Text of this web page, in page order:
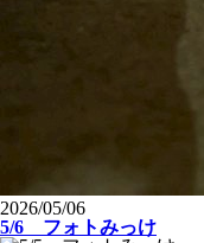
2026/05/06
5/6 フォトみっけ